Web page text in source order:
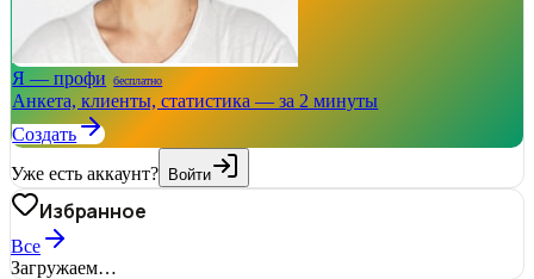
Я — профи бесплатно
Анкета, клиенты, статистика — за 2 минуты
Создать
Уже есть аккаунт? Войти
Избранное
Все
Загружаем…